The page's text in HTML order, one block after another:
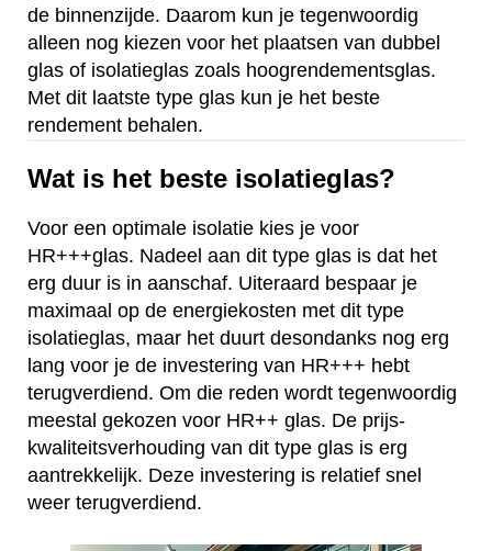
de binnenzijde. Daarom kun je tegenwoordig
alleen nog kiezen voor het plaatsen van dubbel
glas of isolatieglas zoals hoogrendementsglas.
Met dit laatste type glas kun je het beste
rendement behalen.
Wat is het beste isolatieglas?
Voor een optimale isolatie kies je voor
HR+++glas. Nadeel aan dit type glas is dat het
erg duur is in aanschaf. Uiteraard bespaar je
maximaal op de energiekosten met dit type
isolatieglas, maar het duurt desondanks nog erg
lang voor je de investering van HR+++ hebt
terugverdiend. Om die reden wordt tegenwoordig
meestal gekozen voor HR++ glas. De prijs-
kwaliteitsverhouding van dit type glas is erg
aantrekkelijk. Deze investering is relatief snel
weer terugverdiend.